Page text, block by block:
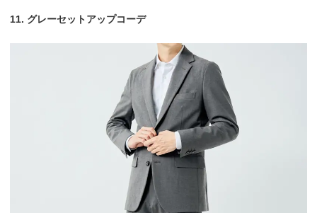
11. グレーセットアップコーデ